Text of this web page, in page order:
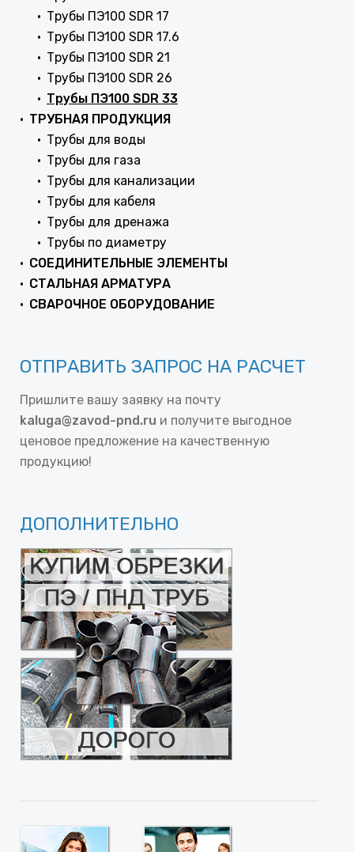
Трубы ПЭ100 SDR 17
Трубы ПЭ100 SDR 17.6
Трубы ПЭ100 SDR 21
Трубы ПЭ100 SDR 26
Трубы ПЭ100 SDR 33
ТРУБНАЯ ПРОДУКЦИЯ
Трубы для воды
Трубы для газа
Трубы для канализации
Трубы для кабеля
Трубы для дренажа
Трубы по диаметру
СОЕДИНИТЕЛЬНЫЕ ЭЛЕМЕНТЫ
СТАЛЬНАЯ АРМАТУРА
СВАРОЧНОЕ ОБОРУДОВАНИЕ
ОТПРАВИТЬ ЗАПРОС НА РАСЧЕТ
Пришлите вашу заявку на почту
kaluga@zavod-pnd.ru и получите выгодное
ценовое предложение на качественную
продукцию!
ДОПОЛНИТЕЛЬНО